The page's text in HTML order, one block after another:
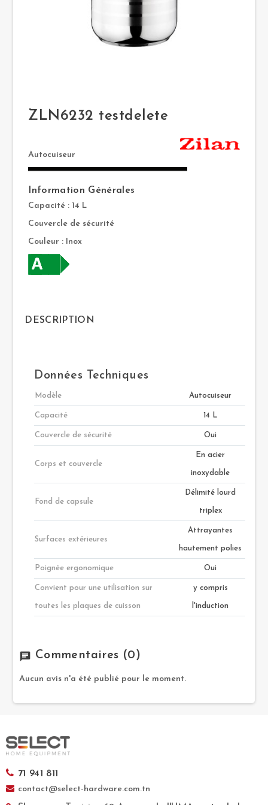
ZLN6232 testdelete
Autocuiseur
Information Générales
Capacité : 14 L
Couvercle de sécurité
Couleur : Inox
DESCRIPTION
Données Techniques
Modèle Autocuiseur
Capacité 14 L
Couvercle de sécurité Oui
Corps et couvercle
En acier
inoxydable
Fond de capsule
Délimité lourd
triplex
Surfaces extérieures
Attrayantes
hautement polies
Poignée ergonomique Oui
Convient pour une utilisation sur
toutes les plaques de cuisson
y compris
l'induction
chat Commentaires (0)
Aucun avis n'a été publié pour le moment.
71 941 811
contact@select-hardware.com.tn